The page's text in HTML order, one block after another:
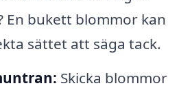
En bukett blommor kan
sättet att säga tack.
Skicka blommor